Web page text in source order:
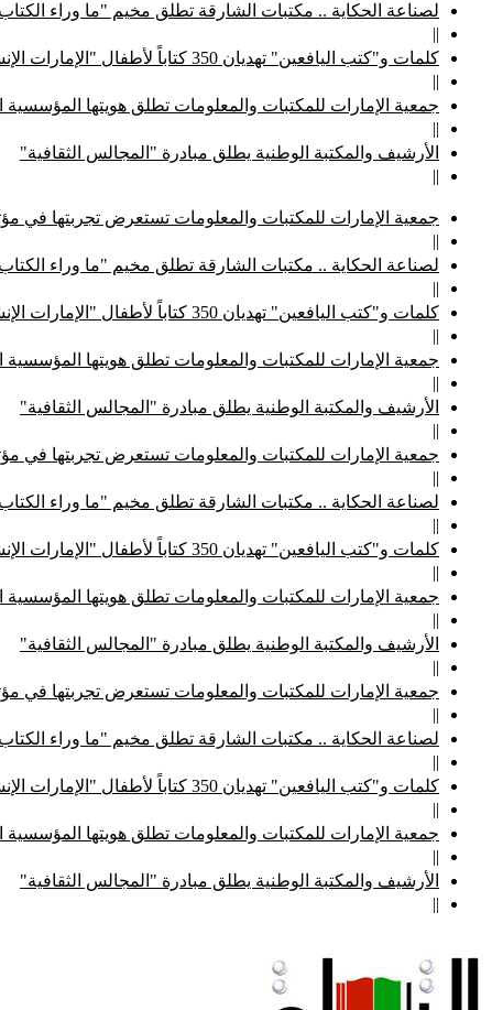
لصناعة الحكاية .. مكتبات الشارقة تطلق مخيم "ما وراء
||
كلمات و"كتب اليافعين" تهديان 350 كتاباً لأطفال "الإمارات الإنسانية"
||
جمعية الإمارات للمكتبات والمعلومات تطلق هويتها المؤسسية
||
الأرشيف والمكتبة الوطنية يطلق مبادرة "المجالس الثقافية"
||
جمعية الإمارات للمكتبات والمعلومات تستعرض تجربتها في
||
لصناعة الحكاية .. مكتبات الشارقة تطلق مخيم "ما وراء
||
كلمات و"كتب اليافعين" تهديان 350 كتاباً لأطفال "الإمارات الإنسانية"
||
جمعية الإمارات للمكتبات والمعلومات تطلق هويتها المؤسسية
||
الأرشيف والمكتبة الوطنية يطلق مبادرة "المجالس الثقافية"
||
جمعية الإمارات للمكتبات والمعلومات تستعرض تجربتها في
||
لصناعة الحكاية .. مكتبات الشارقة تطلق مخيم "ما وراء
||
كلمات و"كتب اليافعين" تهديان 350 كتاباً لأطفال "الإمارات الإنسانية"
||
جمعية الإمارات للمكتبات والمعلومات تطلق هويتها المؤسسية
||
الأرشيف والمكتبة الوطنية يطلق مبادرة "المجالس الثقافية"
||
جمعية الإمارات للمكتبات والمعلومات تستعرض تجربتها في
||
لصناعة الحكاية .. مكتبات الشارقة تطلق مخيم "ما وراء
||
كلمات و"كتب اليافعين" تهديان 350 كتاباً لأطفال "الإمارات الإنسانية"
||
جمعية الإمارات للمكتبات والمعلومات تطلق هويتها المؤسسية
||
الأرشيف والمكتبة الوطنية يطلق مبادرة "المجالس الثقافية"
||